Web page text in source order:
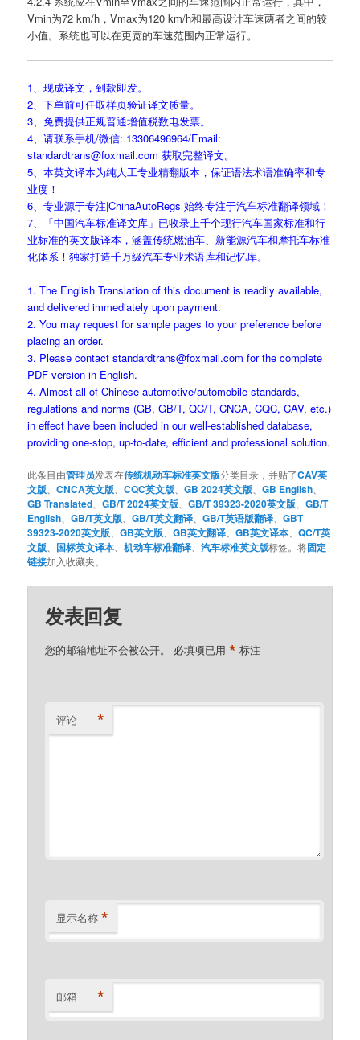
Vmin为72 km/h，Vmax为120 km/h和最高设计车速两者之间的较
小值。系统也可以在更宽的车速范围内正常运行。
1、现成译文，到款即发。
2、下单前可任取样页验证译文质量。
3、免费提供正规普通增值税数电发票。
4、请联系手机/微信: 13306496964/Email:
standardtrans@foxmail.com 获取完整译文。
5、本英文译本为纯人工专业精翻版本，保证语法术语准确率和专
业度！
6、专业源于专注|ChinaAutoRegs 始终专注于汽车标准翻译领域！
7、「中国汽车标准译文库」已收录上千个现行汽车国家标准和行
业标准的英文版译本，涵盖传统燃油车、新能源汽车和摩托车标准
化体系！独家打造千万级汽车专业术语库和记忆库。
1. The English Translation of this document is readily available,
and delivered immediately upon payment.
2. You may request for sample pages to your preference before
placing an order.
3. Please contact standardtrans@foxmail.com for the complete
PDF version in English.
4. Almost all of Chinese automotive/automobile standards,
regulations and norms (GB, GB/T, QC/T, CNCA, CQC, CAV, etc.)
in effect have been included in our well-established database,
providing one-stop, up-to-date, efficient and professional solution.
此条目由管理员发表在传统机动车标准英文版分类目录，并贴了CAV英
文版 、CNCA英文版 、CQC英文版 、GB 2024英文版 、GB English
GB Translated 、GB/T 2024英文版 、GB/T 39323-2020英文版 、GB/T
English 、GB/T英文版 、GB/T英文翻译 、GB/T英语版翻译 、GBT
39323-2020英文版 、GB英文版 、GB英文翻译 、GB英文译本 、QC/T英
文版
国标英文译本 、机动车标准翻译 、汽车标准英文版标签。将固定
链接加入收藏夹。
发表回复
您的邮箱地址不会被公开。 必填项已用* 标注
评论 *
显示名称 *
邮箱 *